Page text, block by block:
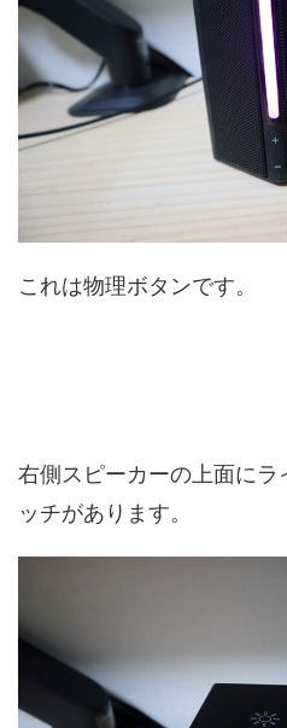
これは物理ボタンです。
右側スピーカーの上面にラ
ッチがあります。